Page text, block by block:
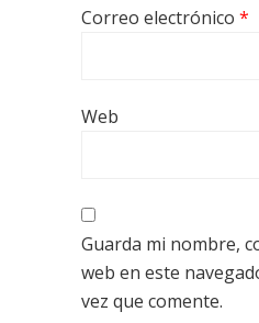
Correo electrónico *
Web
Guarda mi nombre,
web en este
vez que comente.